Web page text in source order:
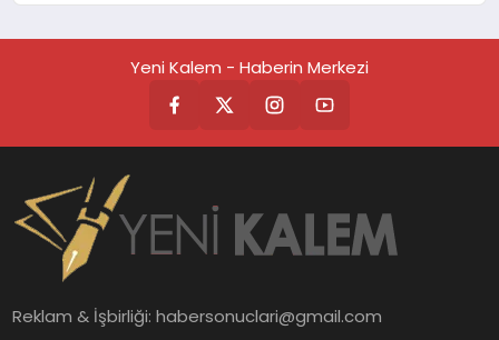
Yeni Kalem - Haberin Merkezi
Reklam & İşbirliği:habersonuclari@gmail.com